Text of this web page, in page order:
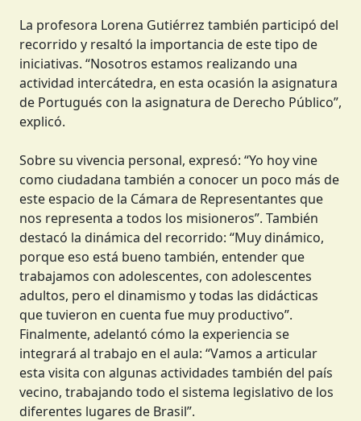
La profesora Lorena Gutiérrez también participó del
recorrido y resaltó la importancia de este tipo de
iniciativas. “Nosotros estamos realizando una
actividad intercátedra, en esta ocasión la asignatura
de Portugués con la asignatura de Derecho Público”,
explicó.
Sobre su vivencia personal, expresó: “Yo hoy vine
como ciudadana también a conocer un poco más de
este espacio de la Cámara de Representantes que
nos representa a todos los misioneros”. También
destacó la dinámica del recorrido: “Muy dinámico,
porque eso está bueno también, entender que
trabajamos con adolescentes, con adolescentes
adultos, pero el dinamismo y todas las didácticas
que tuvieron en cuenta fue muy productivo”.
Finalmente, adelantó cómo la experiencia se
integrará al trabajo en el aula: “Vamos a articular
esta visita con algunas actividades también del país
vecino, trabajando todo el sistema legislativo de los
diferentes lugares de Brasil”.